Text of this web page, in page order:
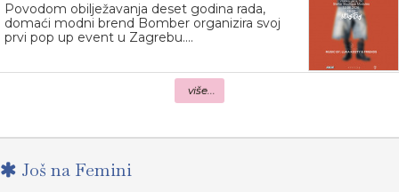
Povodom obilježavanja deset godina rada,
domaći modni brend Bomber organizira svoj
prvi pop up event u Zagrebu....
više...
Još na Femini